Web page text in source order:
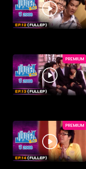
PREMIUM
PREMIUM